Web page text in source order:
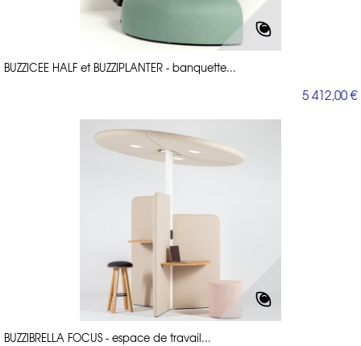
BUZZICEE HALF et BUZZIPLANTER - banquette...
5 412,00 €
BUZZIBRELLA FOCUS - espace de travail...